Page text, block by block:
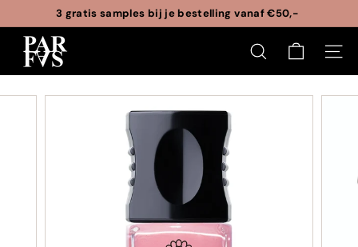
naar
inhoud
Pauze
Vraag om gratis cadeauverpakking
P
a
ZOEKEN SITE